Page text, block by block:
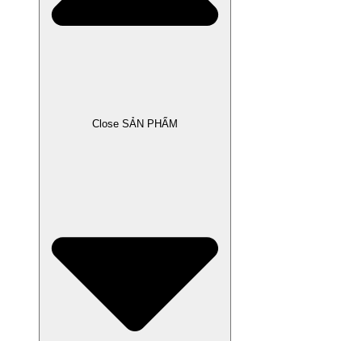
Close SẢN PHẨM